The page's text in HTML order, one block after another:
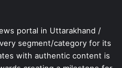
portal in Uttarakhand /
segment/category for its
with authentic content is